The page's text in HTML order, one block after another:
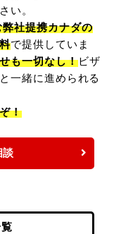
い。
社提携カナダの
で提供していま
も一切なし！ビザ
一緒に進められる
！
談